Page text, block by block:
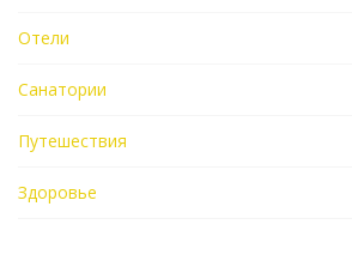
Отели
Санатории
Путешествия
Здоровье